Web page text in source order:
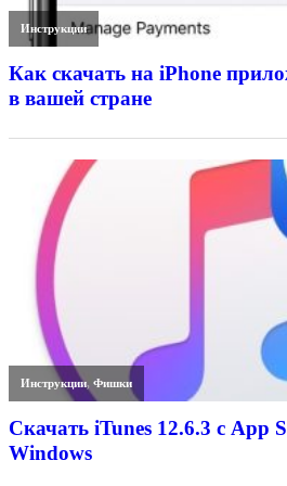
Инструкции
Как скачать на iPhone
в вашей стране
Инструкции,Фишки
Скачать iTunes 12.6.3 с App
Windows